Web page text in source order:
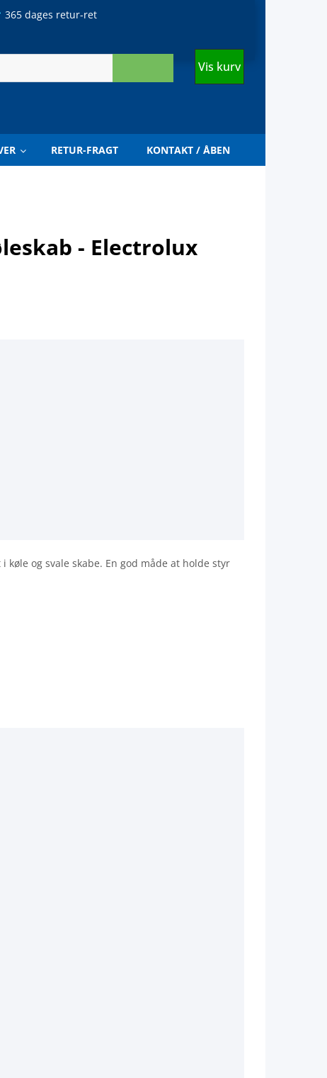
365 dages retur-ret
Vis kurv
RETUR-FRAGT KONTAKT / ÅBEN
- Electrolux
og svale skabe. En god måde at holde styr